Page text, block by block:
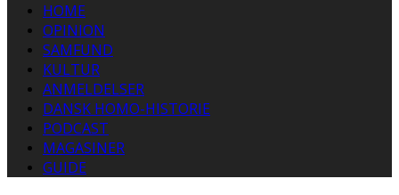
HOME
OPINION
SAMFUND
KULTUR
ANMELDELSER
DANSK HOMO-HISTORIE
PODCAST
MAGASINER
GUIDE